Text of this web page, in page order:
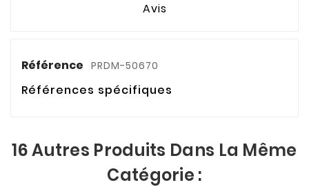
Avis
Référence PRDM-50670
Références spécifiques
16 Autres Produits Dans La Même
Catégorie :